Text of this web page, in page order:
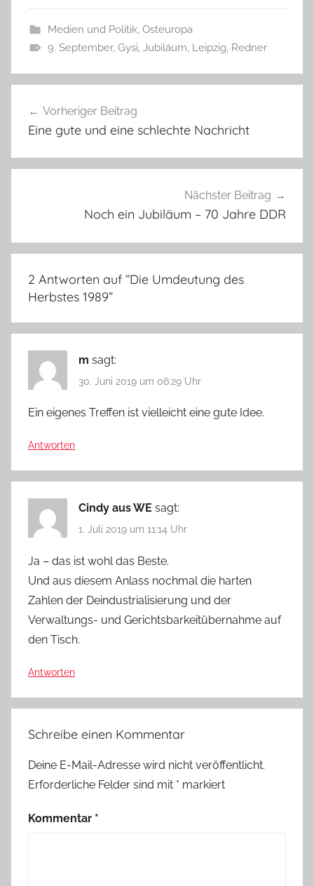
Medien und Politik, Osteuropa
9. September, Gysi, Jubiläum, Leipzig, Redner
Vorheriger Beitrag
Eine gute und eine schlechte Nachricht
Nächster Beitrag
Noch ein Jubiläum – 70 Jahre DDR
2 Antworten auf “Die Umdeutung des
Herbstes 1989”
m sagt:
30. Juni 2019 um 06:29 Uhr
Ein eigenes Treffen ist vielleicht eine gute Idee.
Antworten
Cindy aus WE sagt:
1. Juli 2019 um 11:14 Uhr
Ja – das ist wohl das Beste.
Und aus diesem Anlass nochmal die harten
Zahlen der Deindustrialisierung und der
Verwaltungs- und Gerichtsbarkeitübernahme auf
den Tisch.
Antworten
Schreibe einen Kommentar
Deine E-Mail-Adresse wird nicht veröffentlicht.
Erforderliche Felder sind mit * markiert
Kommentar *